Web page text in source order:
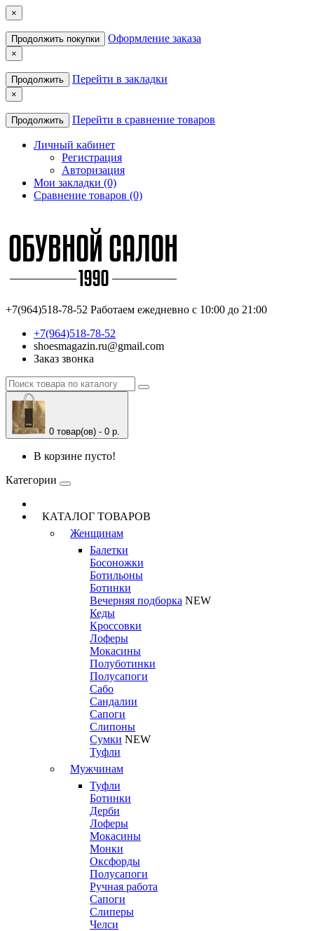
×
Продолжить покупки Оформление заказа
×
Продолжить Перейти в закладки
×
Продолжить Перейти в сравнение товаров
Личный кабинет
Регистрация
Авторизация
Мои закладки (0)
Сравнение товаров (0)
+7(964)518-78-52 Работаем ежедневно с 10:00 до 21:00
+7(964)518-78-52
shoesmagazin.ru@gmail.com
Заказ звонка
0 товар(ов) - 0 р.
В корзине пусто!
Категории
КАТАЛОГ ТОВАРОВ
Женщинам
Балетки
Босоножки
Ботильоны
Ботинки
Вечерняя подборка NEW
Кеды
Кроссовки
Лоферы
Мокасины
Полуботинки
Полусапоги
Сабо
Сандалии
Сапоги
Слипоны
Сумки NEW
Туфли
Мужчинам
Туфли
Ботинки
Дерби
Лоферы
Мокасины
Монки
Оксфорды
Полусапоги
Ручная работа
Сапоги
Слиперы
Челси